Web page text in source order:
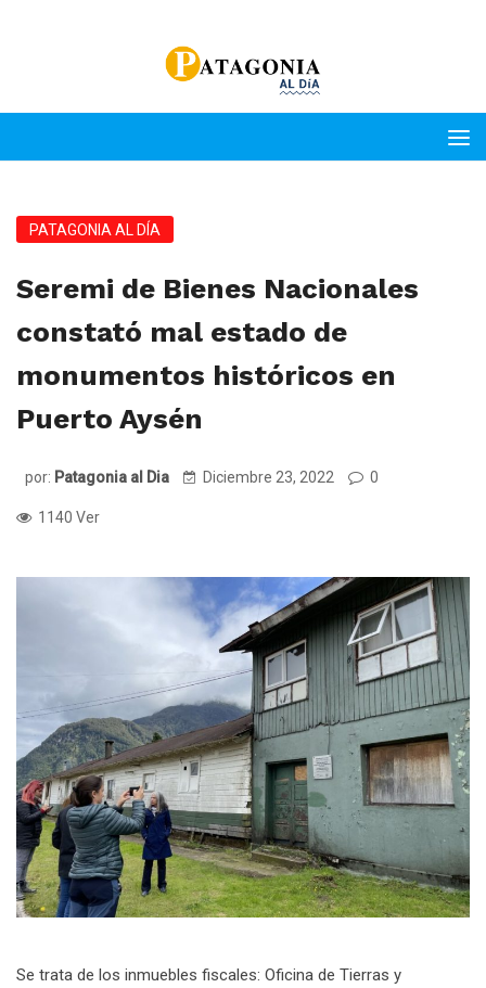
PATAGONIA AL DÍA
Seremi de Bienes Nacionales
constató mal estado de
monumentos históricos en
Puerto Aysén
por: Patagonia al Dia Diciembre 23, 2022 0
1140 Ver
Se trata de los inmuebles fiscales: Oficina de Tierras y